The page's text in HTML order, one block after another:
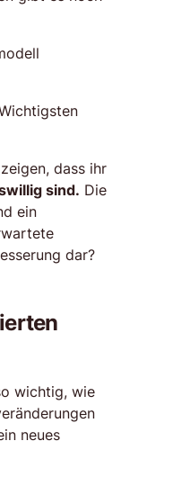
dass ihr
sind. Die
ein
dar?
wichtig, wie
neues